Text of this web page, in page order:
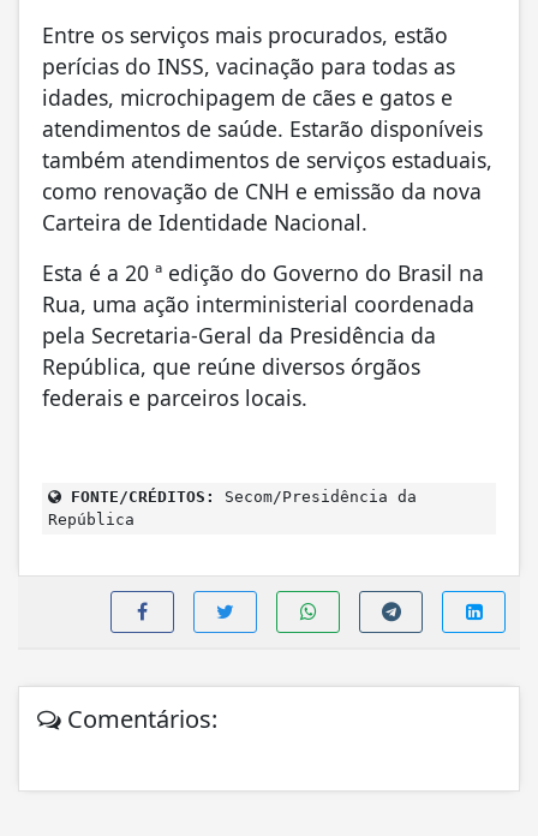
Entre os serviços mais procurados, estão
perícias do INSS, vacinação para todas as
idades, microchipagem de cães e gatos e
atendimentos de saúde. Estarão disponíveis
também atendimentos de serviços estaduais,
como renovação de CNH e emissão da nova
Carteira de Identidade Nacional.
Esta é a 20 ª edição do Governo do Brasil na
Rua, uma ação interministerial coordenada
pela Secretaria-Geral da Presidência da
República, que reúne diversos órgãos
federais e parceiros locais.
FONTE/CRÉDITOS:
Secom/Presidência da
República
Comentários: